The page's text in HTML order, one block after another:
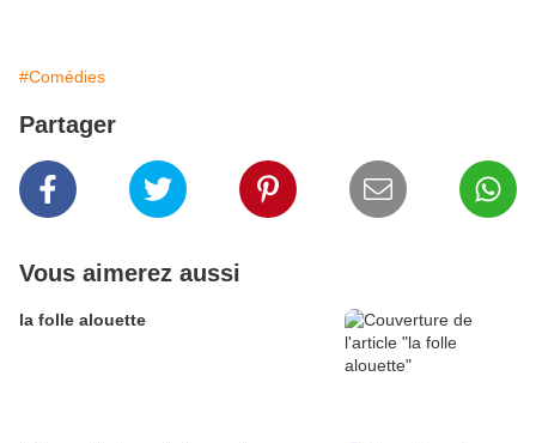
#Comédies
Partager
Vous aimerez aussi
la folle alouette